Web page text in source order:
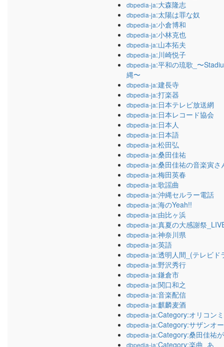
dbpedia-ja:大森隆志
dbpedia-ja:太陽は罪な奴
dbpedia-ja:小倉博和
dbpedia-ja:小林克也
dbpedia-ja:山本拓夫
dbpedia-ja:川崎悦子
dbpedia-ja:平和の琉歌_〜
縄〜
dbpedia-ja:建長寺
dbpedia-ja:打楽器
dbpedia-ja:日本テレビ放送網
dbpedia-ja:日本レコード協会
dbpedia-ja:日本人
dbpedia-ja:日本語
dbpedia-ja:松田弘
dbpedia-ja:桑田佳祐
dbpedia-ja:桑田佳祐の音楽寅
dbpedia-ja:梅田英春
dbpedia-ja:歌謡曲
dbpedia-ja:沖縄セルラー電話
dbpedia-ja:海のYeah!!
dbpedia-ja:由比ヶ浜
dbpedia-ja:真夏の大感謝祭
dbpedia-ja:神奈川県
dbpedia-ja:英語
dbpedia-ja:透明人間_(テレビド
dbpedia-ja:野沢秀行
dbpedia-ja:鎌倉市
dbpedia-ja:関口和之
dbpedia-ja:音楽配信
dbpedia-ja:麒麟麦酒
dbpedia-ja:Category:オリコン
dbpedia-ja:Category:サザンオ
dbpedia-ja:Category:桑田佳祐
dbpedia-ja:Category:楽曲_あ